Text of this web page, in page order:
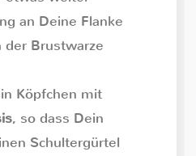
an Deine Flanke
der Brustwarze
Köpfchen mit
, so dass Dein
Schultergürtel